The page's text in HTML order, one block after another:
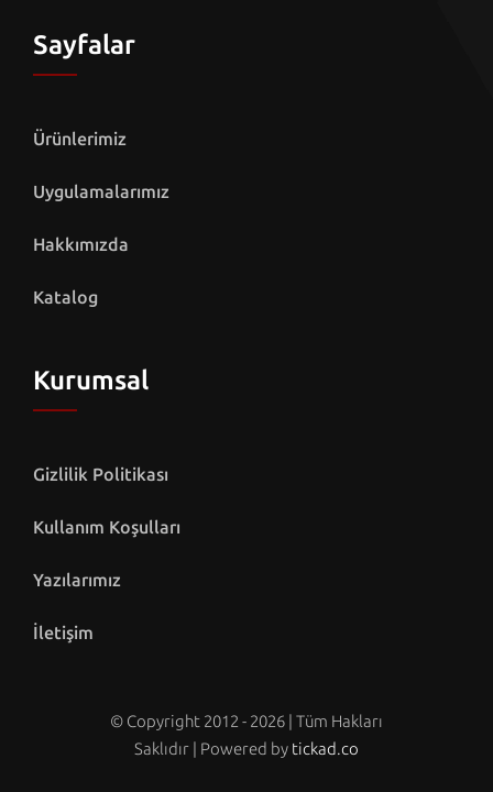
Sayfalar
Ürünlerimiz
Uygulamalarımız
Hakkımızda
Katalog
Kurumsal
Gizlilik Politikası
Kullanım Koşulları
Yazılarımız
İletişim
© Copyright 2012 - 2026 | Tüm Hakları
Saklıdır | Powered by tickad.co